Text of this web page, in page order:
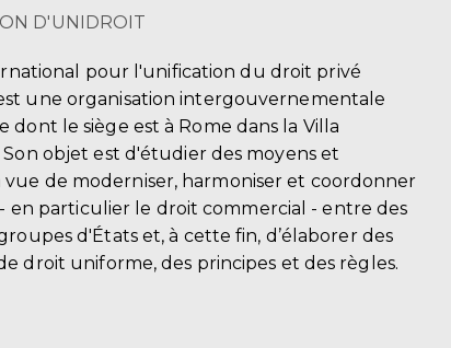
D'UNIDROIT
pour l'unification du droit privé
une organisation intergouvernementale
dont le siège est à Rome dans la Villa
objet est d'étudier des moyens et
vue de moderniser, harmoniser et coordonner
en particulier le droit commercial - entre des
d'États et, à cette fin, d’élaborer des
droit uniforme, des principes et des règles.